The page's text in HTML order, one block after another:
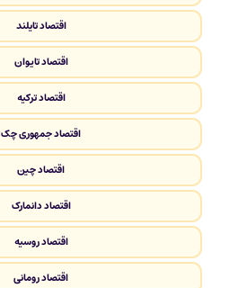
اقتصاد تایلند
اقتصاد تایوان
اقتصاد ترکیه
اقتصاد جمهوری چک
اقتصاد چین
اقتصاد دانمارک
اقتصاد روسیه
اقتصاد رومانی